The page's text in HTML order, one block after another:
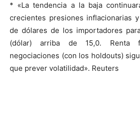
* «La tendencia a la baja
crecientes presiones inflacionarias
de dólares de los importadores
(dólar) arriba de 15,0. Renta
negociaciones (con los holdouts)
que prever volatilidad». Reuters